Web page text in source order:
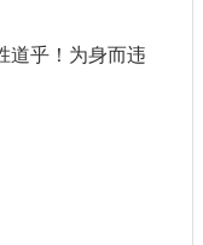
道乎！为身而违